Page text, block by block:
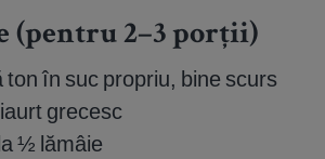
(pentru 2–3 porții)
ton în suc propriu, bine scurs
grecesc
½ lămâie